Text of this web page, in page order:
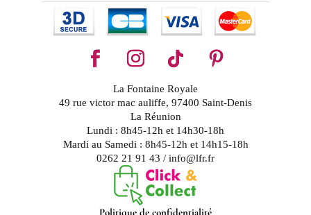
La Fontaine Royale
49 rue victor mac auliffe, 97400 Saint-Denis
La Réunion
Lundi : 8h45-12h et 14h30-18h
Mardi au Samedi : 8h45-12h et 14h15-18h
0262 21 91 43 / info@lfr.fr
Politique de confidentialité